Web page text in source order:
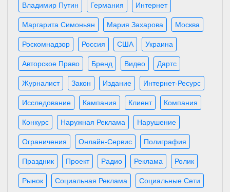
Владимир Путин Германия Интернет
Маргарита Симоньян Мария Захарова Москва
Роскомнадзор Россия США Украина
Авторское Право Бренд Видео Дартс
Журналист Закон Издание Интернет-Ресурс
Исследование Кампания Клиент Компания
Конкурс Наружная Реклама Нарушение
Ограничения Онлайн-Сервис Полиграфия
Праздник Проект Радио Реклама Ролик
Рынок Социальная Реклама Социальные Сети